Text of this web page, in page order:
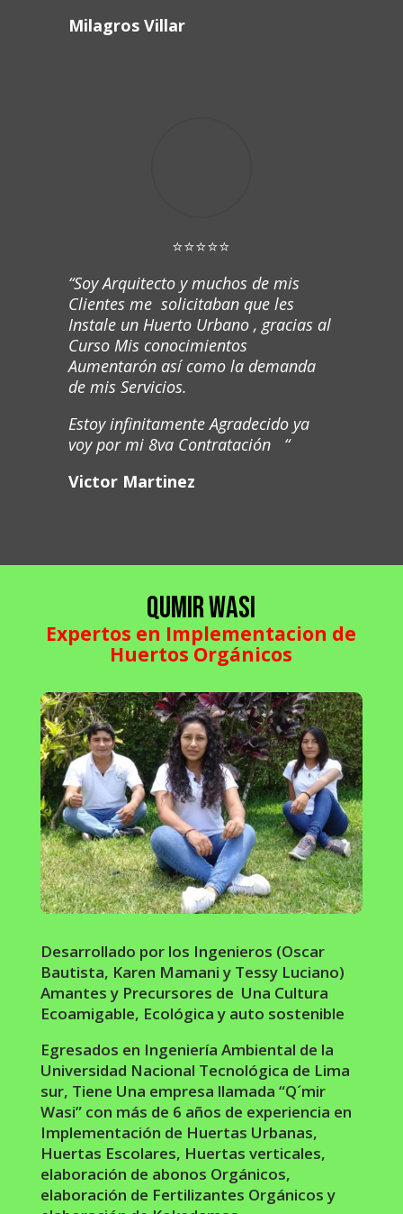
Milagros Villar
⭐⭐⭐⭐⭐
“Soy Arquitecto y muchos de mis
Clientes me solicitaban que les
Instale un Huerto Urbano , gracias al
Curso Mis conocimientos
Aumentarón así como la demanda
de mis Servicios.
Estoy infinitamente Agradecido ya
voy por mi 8va Contratación “
Victor Martinez
Qumir Wasi
Expertos en Implementacion de
Huertos Orgánicos
Desarrollado por los Ingenieros (Oscar
Bautista, Karen Mamani y Tessy Luciano)
Amantes y Precursores de Una Cultura
Ecoamigable, Ecológica y auto sostenible
Egresados en Ingeniería Ambiental de la
Universidad Nacional Tecnológica de Lima
sur, Tiene Una empresa llamada “Q´mir
Wasi” con más de 6 años de experiencia en
Implementación de Huertas Urbanas,
Huertas Escolares, Huertas verticales,
elaboración de abonos Orgánicos,
elaboración de Fertilizantes Orgánicos y